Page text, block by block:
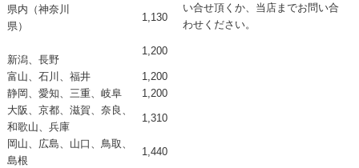
県内（神奈川
県）
新潟、長野
1,130
1,200
富山、石川、福井
1,200
静岡、愛知、三重、岐阜
1,200
大阪、京都、滋賀、奈良、
和歌山、兵庫
1,310
岡山、広島、山口、鳥取、
島根
1,440
い合せ頂くか、当店までお問い合
わせください。